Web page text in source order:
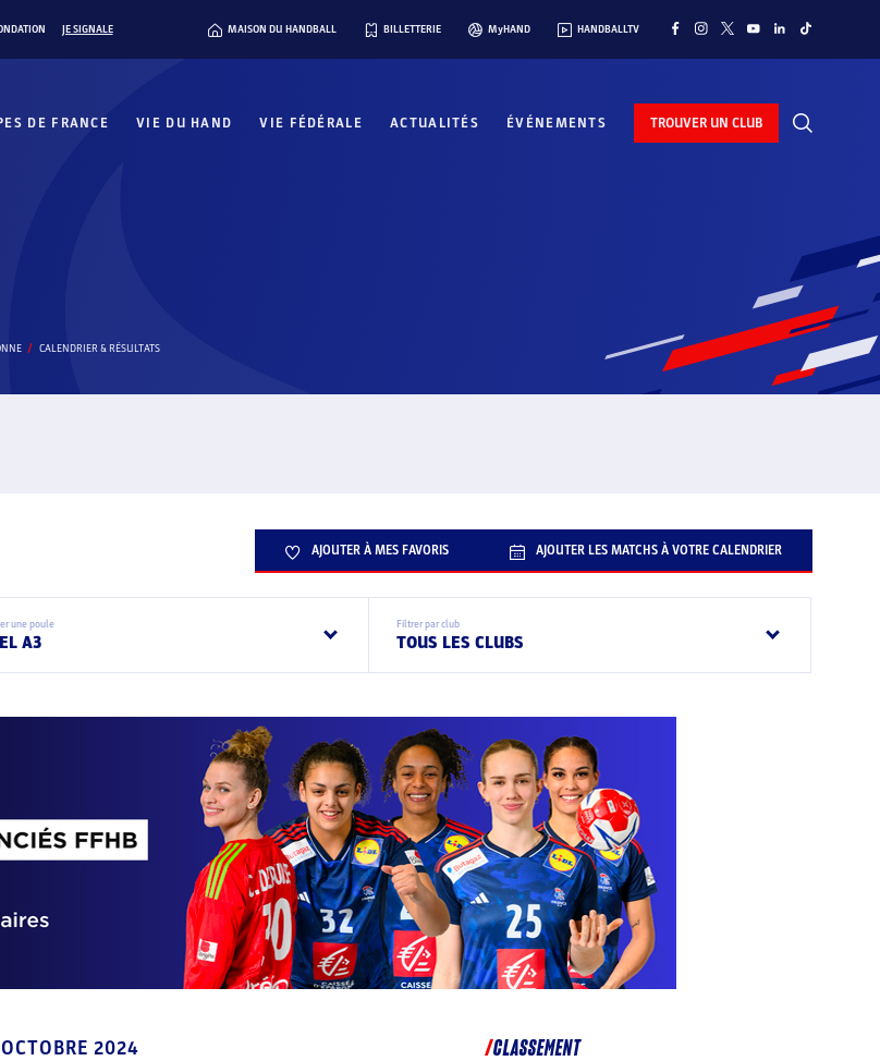
JE SIGNALE MAISON DU HANDBALL BILLETTERIE MyHAND HANDBALLTV
DE FRANCE VIE DU HAND VIE FÉDÉRALE ACTUALITÉS ÉVÉNEMENTS TROUVER UN CLUB
CALENDRIER & RÉSULTATS
AJOUTER À MES FAVORIS AJOUTER LES MATCHS À VOTRE CALENDRIER
une poule
A3
Filtrer par club
TOUS LES CLUBS
2024 CLASSEMENT